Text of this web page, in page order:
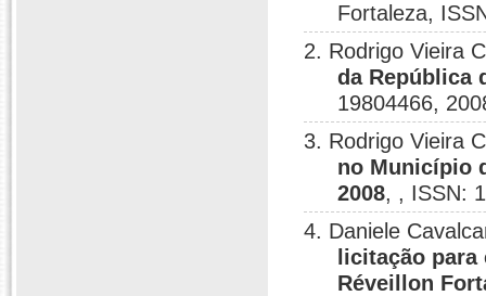
Fortaleza,
2. Rodrigo Vieira
da República
19804466,
3. Rodrigo Vieira
no Município
2008, , ISSN:
4. Daniele
licitação
Réveillon